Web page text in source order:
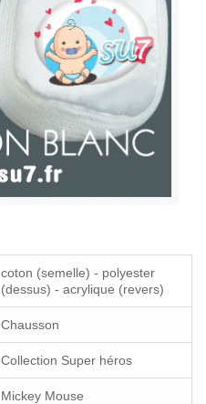
coton (semelle) - polyester
(dessus) - acrylique (revers)
Chausson
Collection Super héros
Mickey Mouse